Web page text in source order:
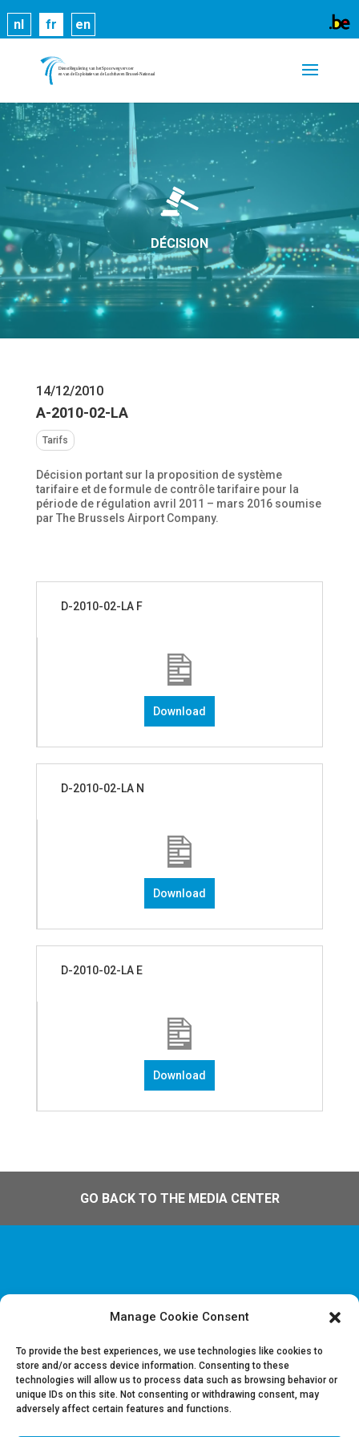
Manage Cookie Consent
To provide the best experiences, we use technologies like cookies to
store and/or access device information. Consenting to these
technologies will allow us to process data such as browsing behavior or
unique IDs on this site. Not consenting or withdrawing consent, may
adversely affect certain features and functions.
nl fr en
DÉCISION
14/12/2010
A-2010-02-LA
Tarifs
Décision portant sur la proposition de système
tarifaire et de formule de contrôle tarifaire pour la
période de régulation avril 2011 – mars 2016 soumise
par The Brussels Airport Company.
D-2010-02-LA F
Download
D-2010-02-LA N
Download
D-2010-02-LA E
Download
GO BACK TO THE MEDIA CENTER
Disclaimer & Informations juridiques
Offres d’emploi
Contactez-nous
Les cookies nous permettent de vous proposer nos
services plus facilement. En utilisant nos services,
vous nous donnez expressément votre accord pour
exploiter ces cookies.